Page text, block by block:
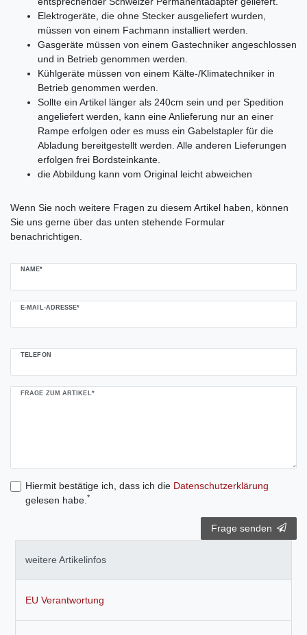
Elektrogeräte, die ohne Stecker ausgeliefert wurden,
müssen von einem Fachmann installiert werden.
Gasgeräte müssen von einem Gastechniker angeschlossen
und in Betrieb genommen werden.
Kühlgeräte müssen von einem Kälte-/Klimatechniker in
Betrieb genommen werden.
Sollte ein Artikel länger als 240cm sein und per Spedition
angeliefert werden, kann eine Anlieferung nur an einer
Rampe erfolgen oder es muss ein Gabelstapler für die
Abladung bereitgestellt werden. Alle anderen Lieferungen
erfolgen frei Bordsteinkante.
die Abbildung kann vom Original leicht abweichen
Wenn Sie noch weitere Fragen zu diesem Artikel haben, können
Sie uns gerne über das unten stehende Formular
benachrichtigen.
NAME*
E-MAIL-ADRESSE*
TELEFON
FRAGE ZUM ARTIKEL*
Hiermit bestätige ich, dass ich die Daten­schutz­erklärung
gelesen habe. *
Frage senden
weitere Artikelinfos
EU Verantwortung